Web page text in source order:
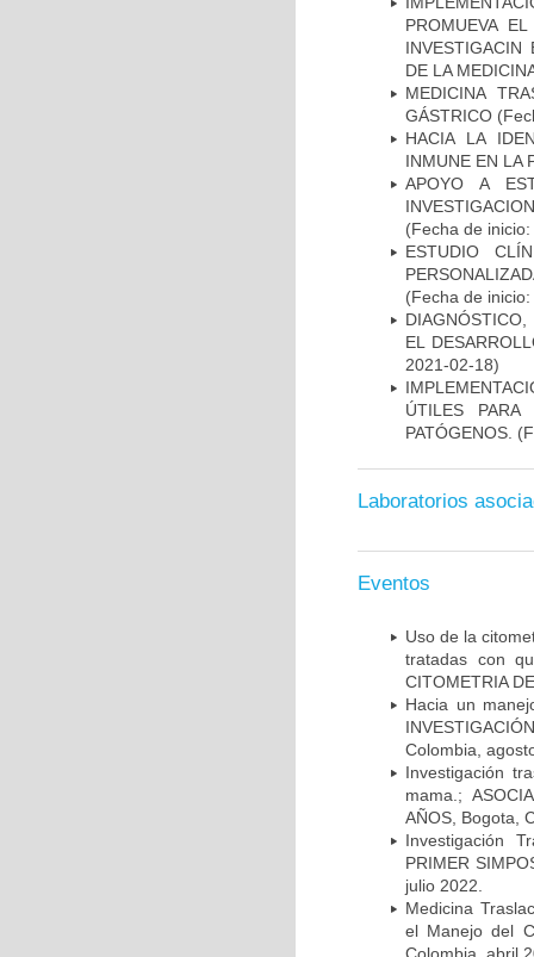
PROMUEVA
INVESTIGACIN
DE LA
MEDICINA
GÁSTRICO
HACIA LA
INMUNE EN LA
APOYO A
(Fecha de
ESTUDIO
(Fecha de
EL
2021-02-18)
ÚTILES
PATÓGENOS.
Laboratorios
Eventos
Uso de la
tratadas con
CITOMETRIA
Hacia un
Colombia,
Investigación
mama.;
AÑOS, Bogota,
Investigación
PRIMER
julio 2022.
Medicina
el Manejo del
Colombia, abril